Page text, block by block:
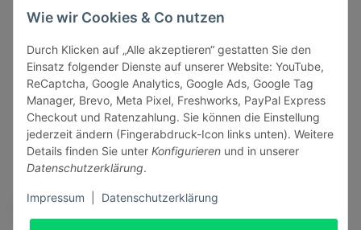
Wie wir Cookies & Co nutzen
Durch Klicken auf „Alle akzeptieren“ gestatten Sie den
Einsatz folgender Dienste auf unserer Website: YouTube,
ReCaptcha, Google Analytics, Google Ads, Google Tag
Manager, Brevo, Meta Pixel, Freshworks, PayPal Express
Checkout und Ratenzahlung. Sie können die Einstellung
jederzeit ändern (Fingerabdruck-Icon links unten). Weitere
Details finden Sie unter Konfigurieren und in unserer
Datenschutzerklärung.
Impressum Datenschutzerklärung
Gesetzliche Informationen
Vertrag widerrufen
Sicher bezahlen via: